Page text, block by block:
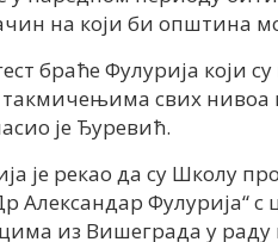
на који би општина
браће Фулурија који
такмичењима свих
је Ђуревић.
је рекао да су Школу
Александар Фулурија“
из Вишеграда у раду